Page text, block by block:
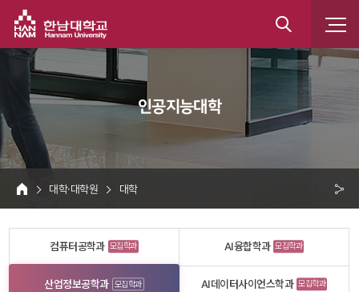
통
합
검
인공지능대학
HOME
대학·대학원 대학
컴퓨터공학과 모집학과 AI융합학과 모집학과
산업정보공학과 모집학과 AI데이터사이언스학과 모집학과